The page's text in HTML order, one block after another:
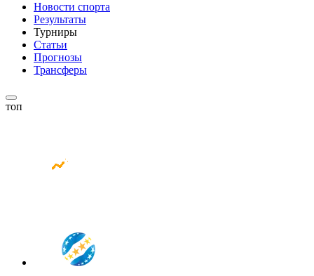
Новости спорта
Результаты
Турниры
Статьи
Прогнозы
Трансферы
топ